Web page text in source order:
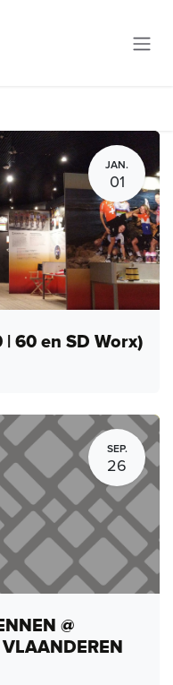
JAN.
01
60 en SD Worx)
SEP.
26
@